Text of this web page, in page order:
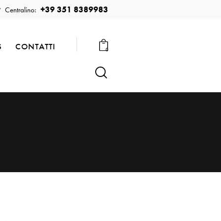
Centralino: +39 351 8389983
CONTATTI 0